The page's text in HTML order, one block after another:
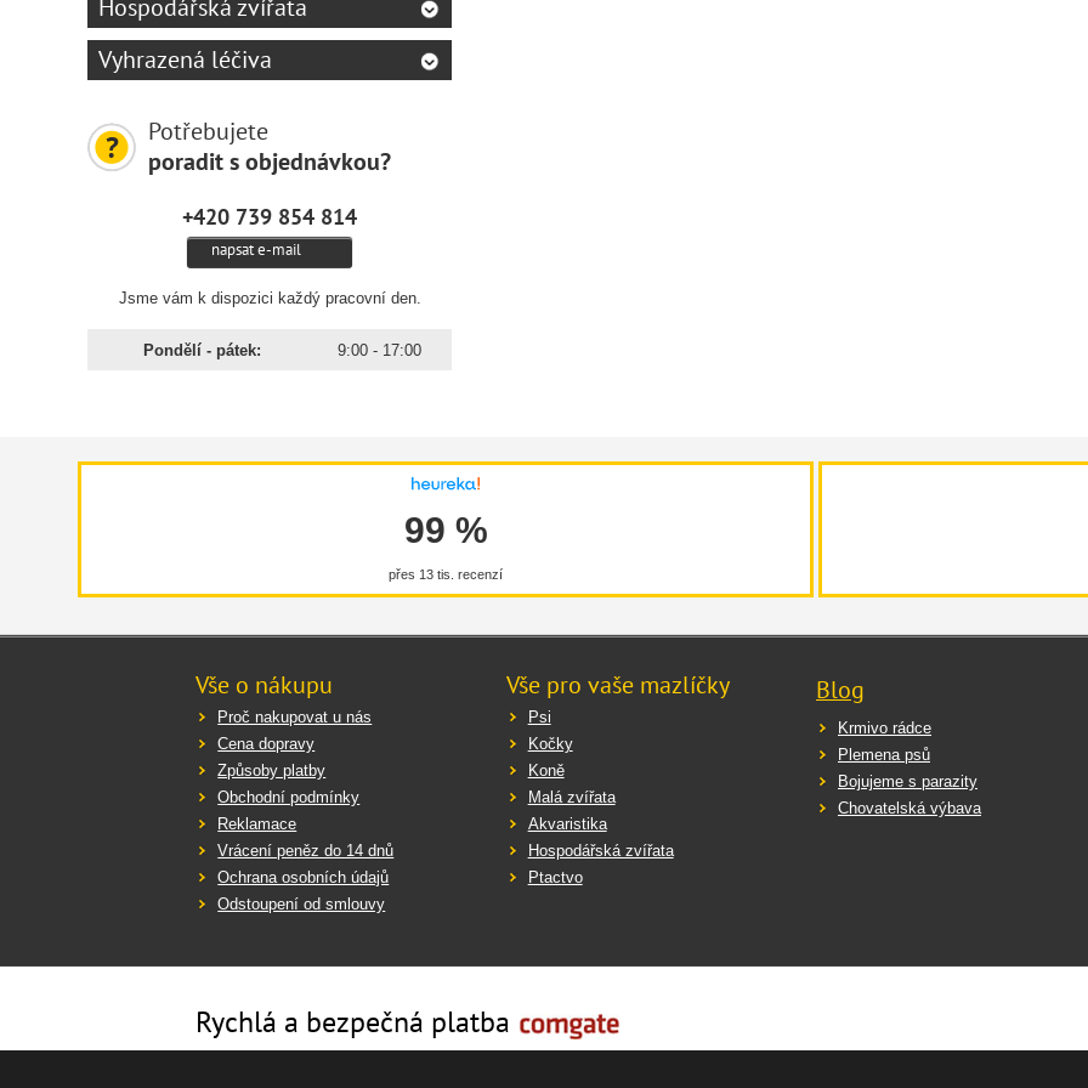
Hospodářská zvířata
Vyhrazená léčiva
Potřebujete
poradit s objednávkou?
+420 739 854 814
napsat e-mail
Jsme vám k dispozici každý pracovní den.
Pondělí - pátek: 9:00 - 17:00
99 %
přes 13 tis. recenzí
Vše o nákupu
Proč nakupovat u nás
Cena dopravy
Způsoby platby
Obchodní podmínky
Reklamace
Vrácení peněz do 14 dnů
Ochrana osobních údajů
Odstoupení od smlouvy
Vše pro vaše mazlíčky
Psi
Kočky
Koně
Malá zvířata
Akvaristika
Hospodářská zvířata
Ptactvo
Blog
Krmivo rádce
Plemena psů
Bojujeme s parazity
Chovatelská výbava
Rychlá a bezpečná platba